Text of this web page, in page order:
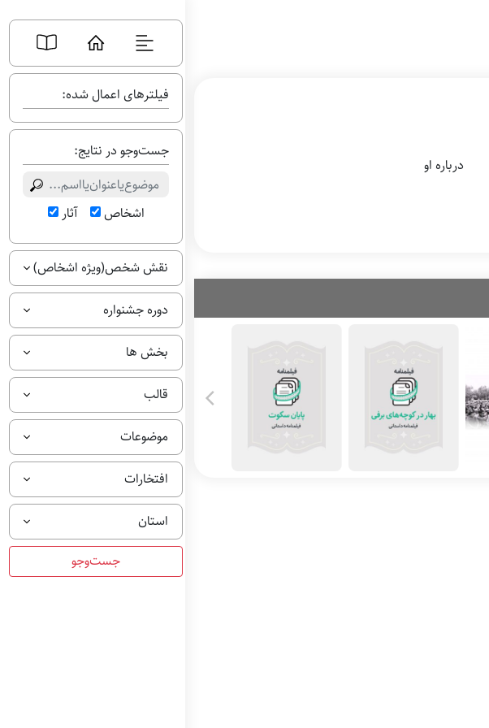
فیلترهای اعمال شده:
جست‌وجو در نتایج:
اشخاص آثار
نقش شخص(ویژه اشخاص)
دوره جشنواره
بخش ها
قالب
موضوعات
افتخارات
استان
درباره او